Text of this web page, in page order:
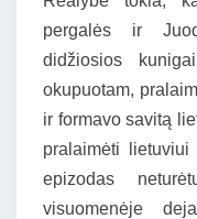
pergalės ir
didžiosios
okupuotam,
ir formavo savitą
pralaimėti
epizodas
visuomenėje